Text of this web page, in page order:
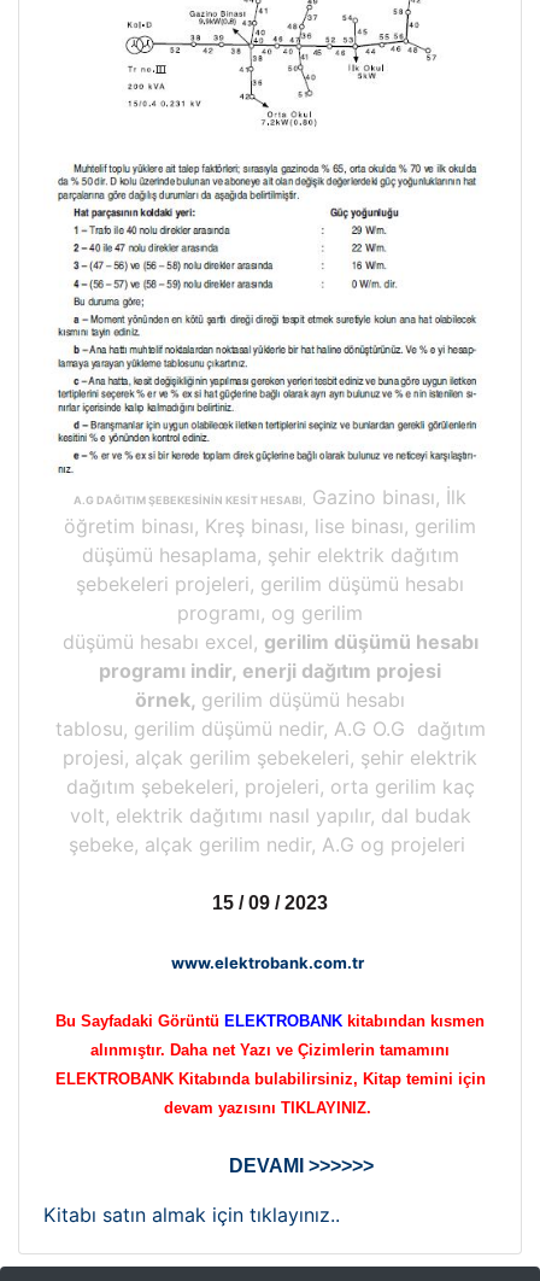
A.G DAĞITIM ŞEBEKESİNİN KESİT HESABI,
Gazino binası, İlk
öğretim binası, Kreş binası, lise binası, gerilim
düşümü hesaplama, şehir elektrik dağıtım
şebekeleri projeleri, gerilim düşümü hesabı
programı, og gerilim
düşümü hesabı excel, gerilim düşümü hesabı
programı indir, enerji dağıtım projesi
örnek, gerilim düşümü hesabı
tablosu, gerilim düşümü nedir, A.G O.G dağıtım
projesi, alçak gerilim şebekeleri, şehir elektrik
dağıtım şebekeleri, projeleri, orta gerilim kaç
volt, elektrik dağıtımı nasıl yapılır, dal budak
şebeke, alçak gerilim nedir, A.G og projeleri
15 / 09 / 2023
www.elektrobank.com.tr
Bu Sayfadaki Görüntü ELEKTROBANK kitabından kısmen
alınmıştır. Daha net Yazı ve Çizimlerin tamamını
ELEKTROBANK Kitabında bulabilirsiniz, Kitap temini için
devam yazısını TIKLAYINIZ.
DEVAMI >>>>>>
Kitabı satın almak için tıklayınız..